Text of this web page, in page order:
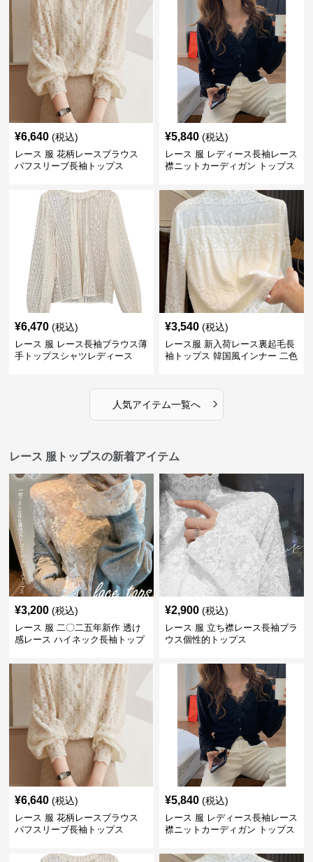
¥6,640 (税込)
レース 服 花柄レースブラウス
パフスリーブ長袖トップス
¥5,840 (税込)
レース 服 レディース長袖レース
襟ニットカーディガン トップス
¥6,470 (税込)
レース 服 レース長袖ブラウス薄
手トップスシャツレディース
¥3,540 (税込)
レース服 新入荷レース裏起毛長
袖トップス 韓国風インナー 二色
人気アイテム一覧へ ›
レース 服トップスの新着アイテム
¥3,200 (税込)
レース 服 二〇二五年新作 透け
感レース ハイネック長袖トップ
¥2,900 (税込)
レース 服 立ち襟レース長袖ブラ
ウス個性的トップス
¥6,640 (税込)
レース 服 花柄レースブラウス
パフスリーブ長袖トップス
¥5,840 (税込)
レース 服 レディース長袖レース
襟ニットカーディガン トップス